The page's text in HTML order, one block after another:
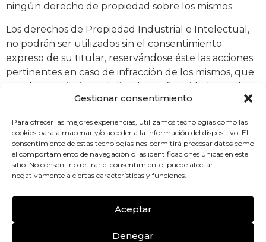
Gestionar consentimiento
Para ofrecer las mejores experiencias, utilizamos tecnologías como las
cookies para almacenar y/o acceder a la información del dispositivo. El
consentimiento de estas tecnologías nos permitirá procesar datos como
el comportamiento de navegación o las identificaciones únicas en este
sitio. No consentir o retirar el consentimiento, puede afectar
negativamente a ciertas características y funciones.
Aceptar
Denegar
ningún derecho de propiedad sobre los mismos.
Los derechos de Propiedad Industrial e Intelectual,
no podrán ser utilizados sin el consentimiento
expreso de su titular, reservándose éste las acciones
pertinentes en caso de infracción de los mismos, que
puede constituir un delito de conformidad con el
Código Penal o derivar en la indemnización de los
civil.
11. LEY APLICABLE Y
FUERO
Las presentes condiciones generales y todos los
conflictos que puedan surgir, derivados de las
mismas, incluyendo la validez de éstas, o con el uso